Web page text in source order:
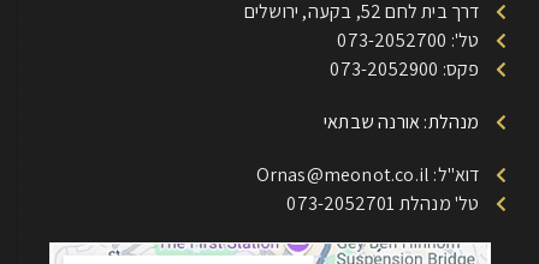
דרך בית לחם 52, בקעה, ירושלים
טל': 073-2052700
פקס: 073-2052900
מנהלת: אורנה שבתאי
דוא"ל: Ornas@meonot.co.il
טל' מנהלת 073-2052701